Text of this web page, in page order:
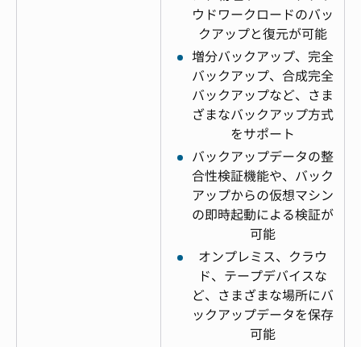
ウドワークロードのバッ
クアップと復元が可能
増分バックアップ、完全
バックアップ、合成完全
バックアップなど、さま
ざまなバックアップ方式
をサポート
バックアップデータの整
合性検証機能や、バック
アップからの仮想マシン
の即時起動による検証が
可能
オンプレミス、クラウ
ド、テープデバイスな
ど、さまざまな場所にバ
ックアップデータを保存
可能